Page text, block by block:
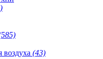
воздуха (43)